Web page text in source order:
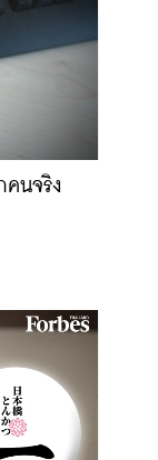
นจริง